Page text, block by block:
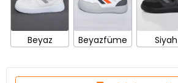
Beyaz Beyazfüme Siyah